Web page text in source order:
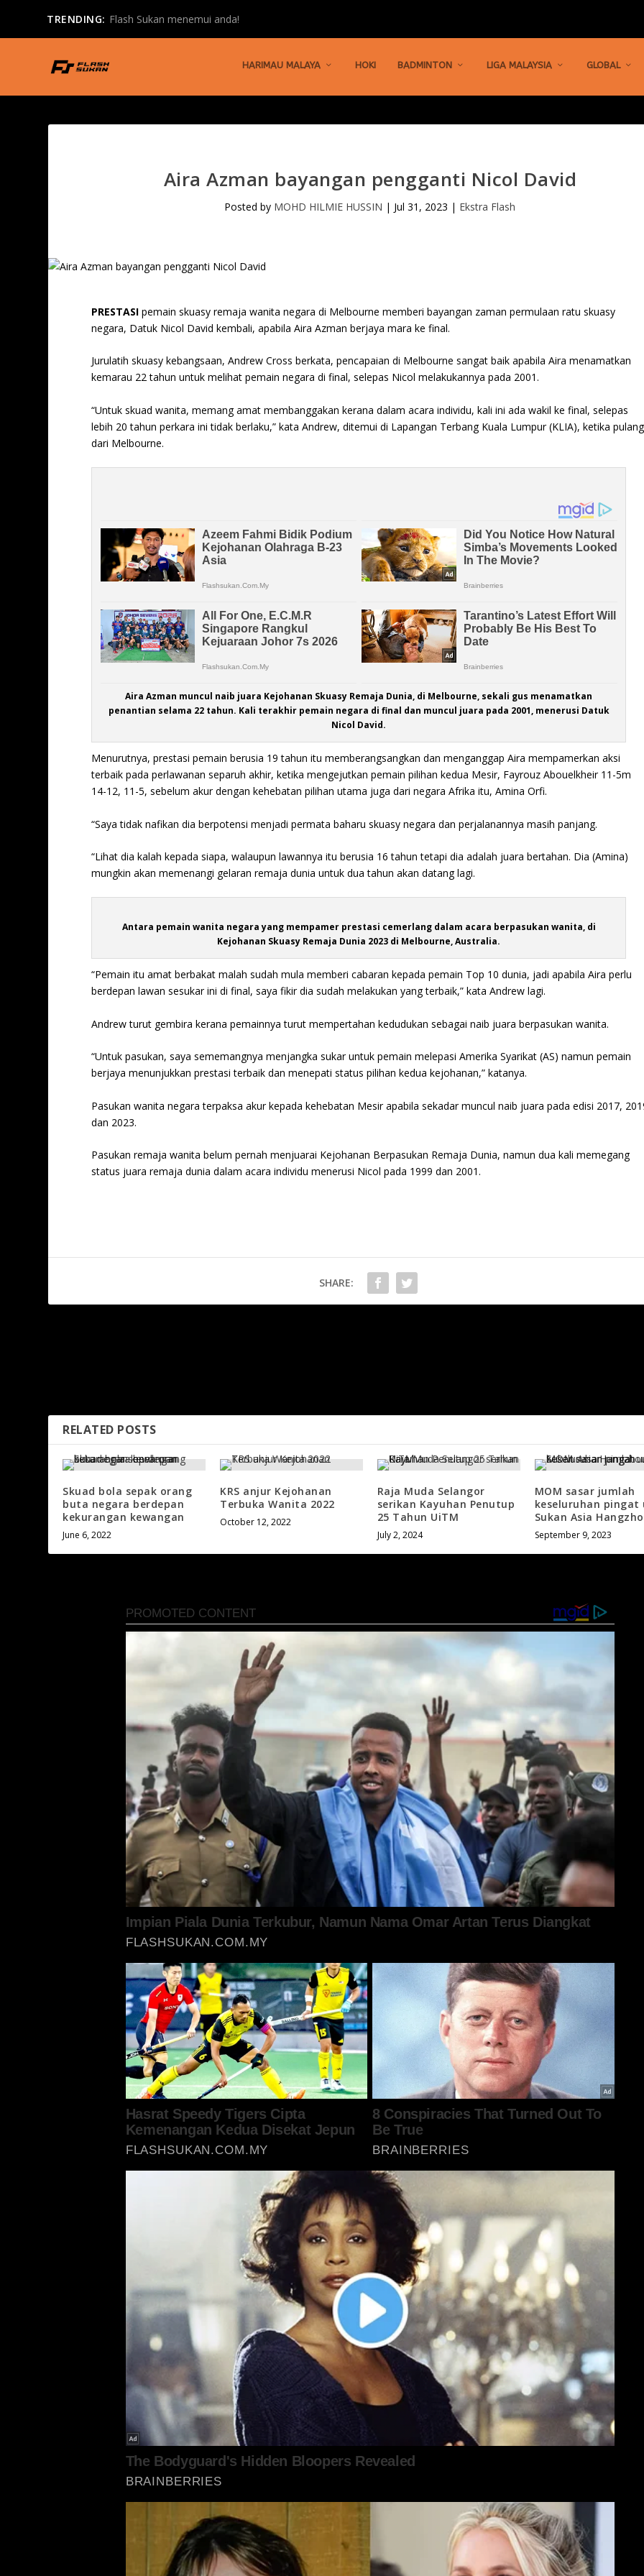
TRENDING: Terengganu FC ‘guris’ rekod Sri Pahang di K...
HARIMAU MALAYA HOKI BADMINTON LIGA MALAYSIA GLOBAL
Aira Azman bayangan pengganti Nicol David
Posted by MOHD HILMIE HUSSIN | Jul 31, 2023 | Ekstra Flash
PRESTASI pemain skuasy remaja wanita negara di Melbourne memberi bayangan zaman permulaan ratu skuasy
negara, Datuk Nicol David kembali, apabila Aira Azman berjaya mara ke final.
Jurulatih skuasy kebangsaan, Andrew Cross berkata, pencapaian di Melbourne sangat baik apabila Aira menamatkan
kemarau 22 tahun untuk melihat pemain negara di final, selepas Nicol melakukannya pada 2001.
“Untuk skuad wanita, memang amat membanggakan kerana dalam acara individu, kali ini ada wakil ke final, selepas
lebih 20 tahun perkara ini tidak berlaku,” kata Andrew, ditemui di Lapangan Terbang Kuala Lumpur (KLIA), ketika pulang
dari Melbourne.
Aira Azman muncul naib juara Kejohanan Skuasy Remaja Dunia, di Melbourne, sekali gus menamatkan
penantian selama 22 tahun. Kali terakhir pemain negara di final dan muncul juara pada 2001, menerusi Datuk
Nicol David.
Menurutnya, prestasi pemain berusia 19 tahun itu memberangsangkan dan menganggap Aira mempamerkan aksi
terbaik pada perlawanan separuh akhir, ketika mengejutkan pemain pilihan kedua Mesir, Fayrouz Abouelkheir 11-5m
14-12, 11-5, sebelum akur dengan kehebatan pilihan utama juga dari negara Afrika itu, Amina Orfi.
“Saya tidak nafikan dia berpotensi menjadi permata baharu skuasy negara dan perjalanannya masih panjang.
“Lihat dia kalah kepada siapa, walaupun lawannya itu berusia 16 tahun tetapi dia adalah juara bertahan. Dia (Amina)
mungkin akan memenangi gelaran remaja dunia untuk dua tahun akan datang lagi.
Antara pemain wanita negara yang mempamer prestasi cemerlang dalam acara berpasukan wanita, di
Kejohanan Skuasy Remaja Dunia 2023 di Melbourne, Australia.
“Pemain itu amat berbakat malah sudah mula memberi cabaran kepada pemain Top 10 dunia, jadi apabila Aira perlu
berdepan lawan sesukar ini di final, saya fikir dia sudah melakukan yang terbaik,” kata Andrew lagi.
Andrew turut gembira kerana pemainnya turut mempertahan kedudukan sebagai naib juara berpasukan wanita.
“Untuk pasukan, saya sememangnya menjangka sukar untuk pemain melepasi Amerika Syarikat (AS) namun pemain
berjaya menunjukkan prestasi terbaik dan menepati status pilihan kedua kejohanan,” katanya.
Pasukan wanita negara terpaksa akur kepada kehebatan Mesir apabila sekadar muncul naib juara pada edisi 2017,
dan 2023.
Pasukan remaja wanita belum pernah menjuarai Kejohanan Berpasukan Remaja Dunia, namun dua kali memegang
status juara remaja dunia dalam acara individu menerusi Nicol pada 1999 dan 2001.
SHARE:
RELATED POSTS
Skuad bola sepak orang
buta negara berdepan
kekurangan kewangan
June 6, 2022
KRS anjur Kejohanan
Terbuka Wanita 2022
October 12, 2022
Raja Muda Selangor
serikan Kayuhan Penutup
25 Tahun UiTM
July 2, 2024
MOM sasar jumlah
keseluruhan pingat
Sukan Asia
September 9, 2023